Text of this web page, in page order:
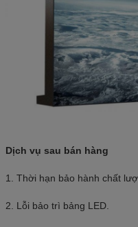
Dịch vụ sau bán hàng
1. Thời hạn bảo hành chất
2. Lỗi bảo trì bảng LED.